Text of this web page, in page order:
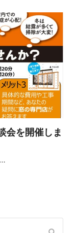
会を開催しま